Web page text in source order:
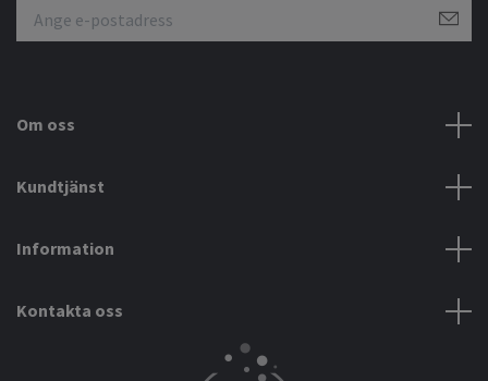
Om oss
Kundtjänst
Information
Kontakta oss